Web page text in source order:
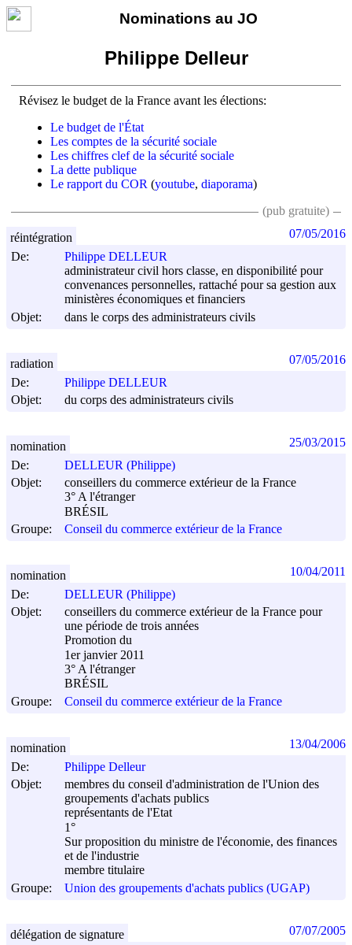
Nominations au JO
Philippe Delleur
Révisez le budget de la France avant les élections:
Le budget de l'État
Les comptes de la sécurité sociale
Les chiffres clef de la sécurité sociale
La dette publique
Le rapport du COR (youtube, diaporama)
(pub gratuite)
De:
Philippe DELLEUR
administrateur civil hors classe, en disponibilité pour
convenances personnelles, rattaché pour sa gestion aux
ministères économiques et financiers
Objet:
dans le corps des administrateurs civils
réintégration 07/05/2016
De:
Philippe DELLEUR
Objet:
du corps des administrateurs civils
radiation 07/05/2016
De:
DELLEUR (Philippe)
Objet:
conseillers du commerce extérieur de la France
3° A l'étranger
BRÉSIL
Groupe:
Conseil du commerce extérieur de la France
nomination 25/03/2015
De:
DELLEUR (Philippe)
Objet:
conseillers du commerce extérieur de la France pour
une période de trois années
Promotion du
1er janvier 2011
3° A l'étranger
BRÉSIL
Groupe:
Conseil du commerce extérieur de la France
nomination 10/04/2011
De:
Philippe Delleur
Objet:
membres du conseil d'administration de l'Union des
groupements d'achats publics
représentants de l'Etat
1°
Sur proposition du ministre de l'économie, des finances
et de l'industrie
membre titulaire
Groupe:
Union des groupements d'achats publics (UGAP)
nomination 13/04/2006
délégation de signature 07/07/2005